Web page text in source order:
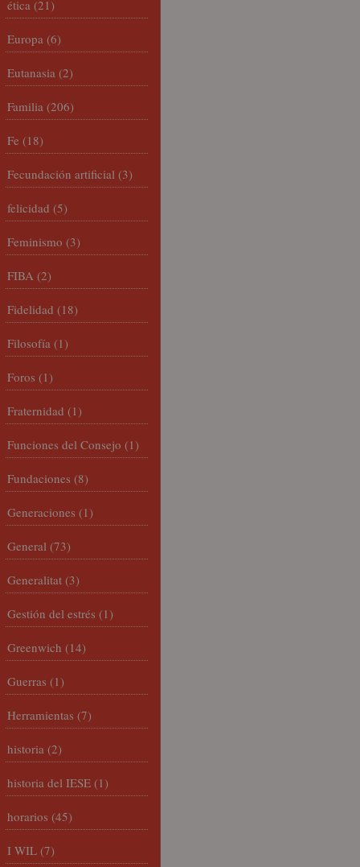
ética (21)
Europa (6)
Eutanasia (2)
Familia (206)
Fe (18)
Fecundación artificial (3)
felicidad (5)
Feminismo (3)
FIBA (2)
Fidelidad (18)
Filosofía (1)
Foros (1)
Fraternidad (1)
Funciones del Consejo (1)
Fundaciones (8)
Generaciones (1)
General (73)
Generalitat (3)
Gestión del estrés (1)
Greenwich (14)
Guerras (1)
Herramientas (7)
historia (2)
historia del IESE (1)
horarios (45)
I WIL (7)